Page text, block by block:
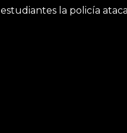
estudiantes la policía